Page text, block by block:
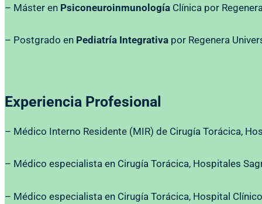
– Máster en Psiconeuroinmunología Clínica por
– Postgrado en Pediatría Integrativa por Regenera
Experiencia Profesional
– Médico Interno Residente (MIR) de Cirugía Torácica,
– Médico especialista en Cirugía Torácica, Hospitales
– Médico especialista en Cirugía Torácica, Hospital